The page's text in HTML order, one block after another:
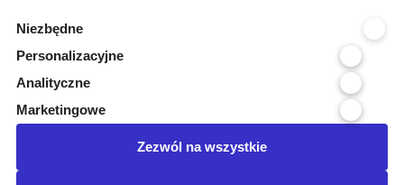
Kontakt
Kontakt
Infolinia 800 800 707
kontakt@pressinfo.pl
Niezbędne
Personalizacyjne
Analityczne
Marketingowe
Zezwól na wszystkie